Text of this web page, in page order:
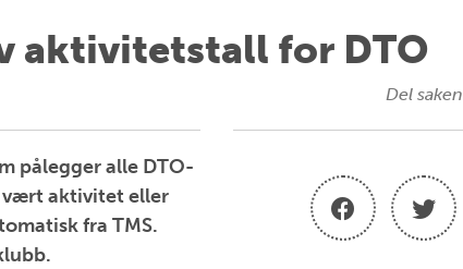
aktivitetstall for DTO
pålegger alle DTO-
vært aktivitet eller
fra TMS.
Del saken